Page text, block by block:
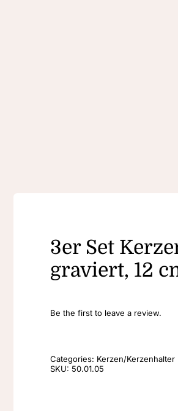
3er Set
graviert, 12
Be the first to leave a review.
Categories: Kerzen/Kerzenhalter
SKU: 50.01.05